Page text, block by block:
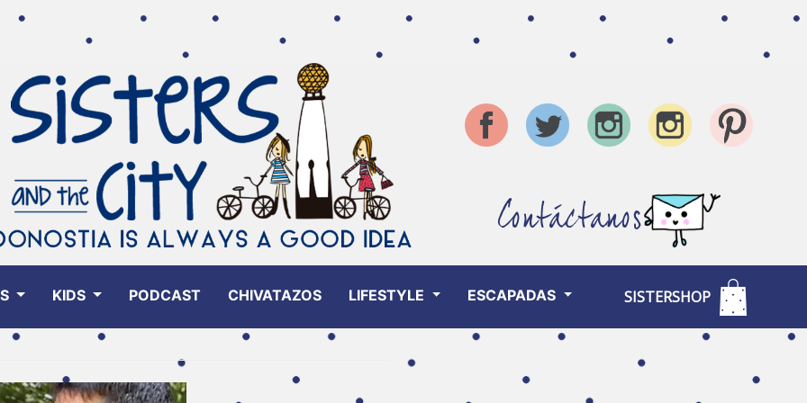
Contáctanos
KIDS PODCAST CHIVATAZOS LIFESTYLE ESCAPADAS SISTERSHOP